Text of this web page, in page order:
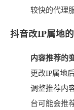
较快的代理
抖音改IP属地
内容推荐的
更改IP属地
调整推荐内
台可能会推